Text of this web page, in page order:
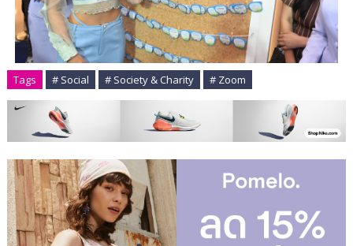
Tags # Social # Society & Charity # Zoom